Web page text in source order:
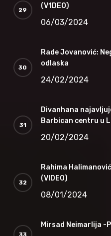
(V1DEO)
06/03/2024
Rade Jovanović:
odlaska
24/02/2024
Divanhana
Barbican centru u
20/02/2024
Rahima
(VIDEO)
08/01/2024
Mirsad Neimarlija -